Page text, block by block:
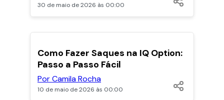
30 de maio de 2026 às 00:00
POPULARES
Como Fazer Saques na IQ Option:
Passo a Passo Fácil
Por Camila Rocha
10 de maio de 2026 às 00:00